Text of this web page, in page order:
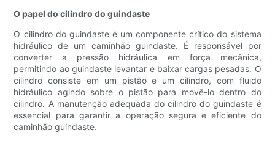
O papel do cilindro do guindaste
O cilindro do guindaste é um componente crítico do sistema
hidráulico de um caminhão guindaste. É responsável por
converter a pressão hidráulica em força mecânica,
permitindo ao guindaste levantar e baixar cargas pesadas. O
cilindro consiste em um pistão e um cilindro, com fluido
hidráulico agindo sobre o pistão para movê-lo dentro do
cilindro. A manutenção adequada do cilindro do guindaste é
essencial para garantir a operação segura e eficiente do
caminhão guindaste.